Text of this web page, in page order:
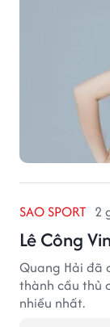
SAO SPORT 2
Lê Công
Quang Hải đã
thành cầu thủ
nhiều nhất.